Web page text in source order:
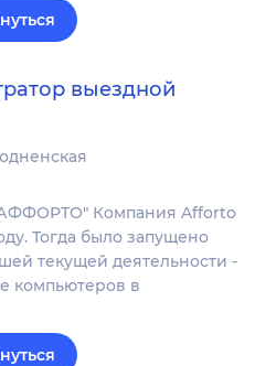
выездной
Компания Afforto
Тогда было запущено
текущей деятельности -
компьютеров в